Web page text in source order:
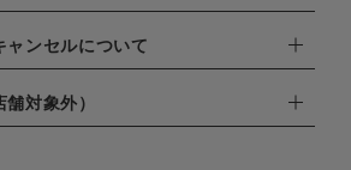
VISA,mastercard,JCB,AMERICAN
）
ャンセルについて
のAM9:00までにご連絡頂いた場合はキャ
対象外）